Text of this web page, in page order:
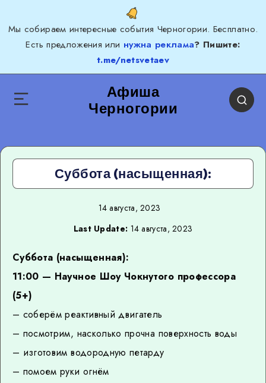
Мы собираем интересные события Черногории. Бесплатно.
Есть предложения или нужна реклама? Пишите:
t.me/netsvetaev
Афиша
Черногории
Суббота (насыщенная):
14 августа, 2023
Last Update: 14 августа, 2023
Суббота (насыщенная):
11:00 — Научное Шоу Чокнутого профессора
(5+)
– соберём реактивный двигатель
– посмотрим, насколько прочна поверхность воды
– изготовим водородную петарду
– помоем руки огнём